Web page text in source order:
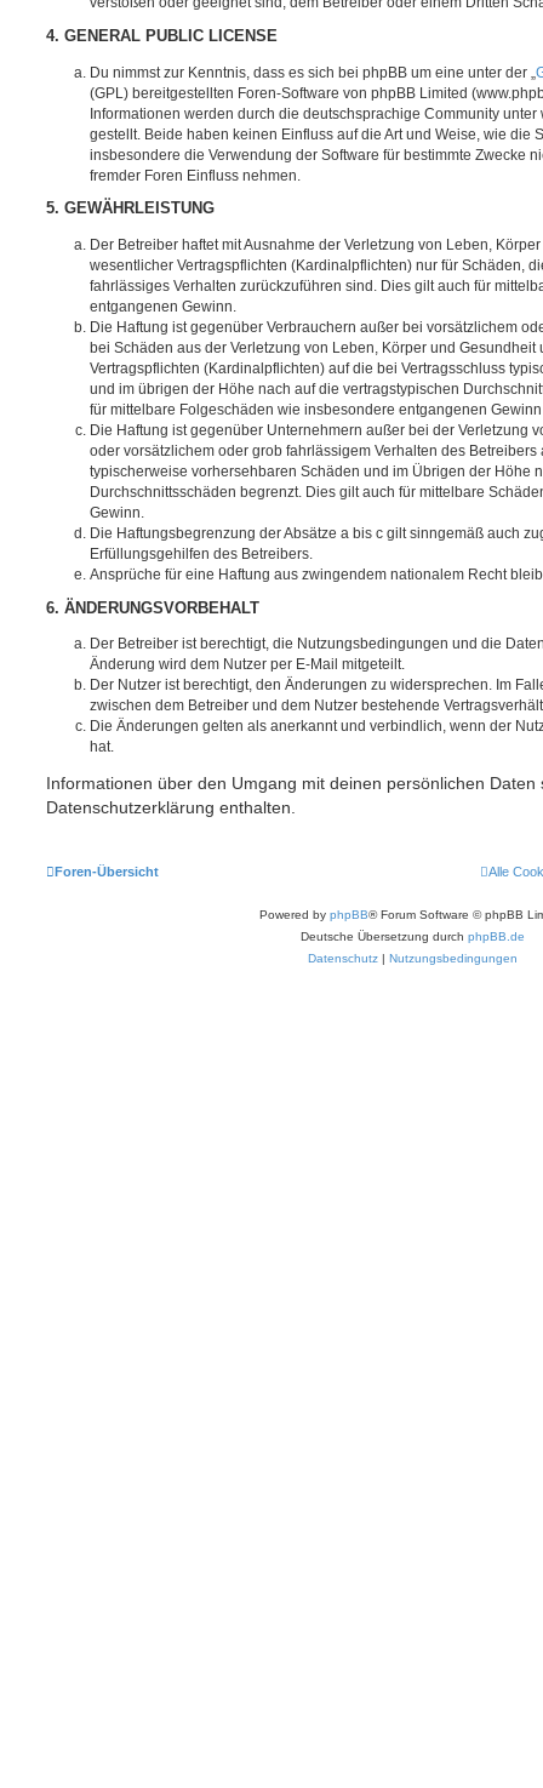
4. GENERAL PUBLIC LICENSE
Du nimmst zur Kenntnis, dass es sich bei phpBB um eine unter der „
(GPL) bereitgestellten Foren-Software von phpBB Limited
Informationen werden durch die deutschsprachige Community unter
gestellt. Beide haben keinen Einfluss auf die Art und Weise, wie die
insbesondere die Verwendung der Software für bestimmte Zwecke
fremder Foren Einfluss nehmen.
5. GEWÄHRLEISTUNG
Der Betreiber haftet mit Ausnahme der Verletzung von Leben,
wesentlicher Vertragspflichten (Kardinalpflichten) nur für Schäden,
fahrlässiges Verhalten zurückzuführen sind. Dies gilt auch für
entgangenen Gewinn.
Die Haftung ist gegenüber Verbrauchern außer bei vorsätzlichem
bei Schäden aus der Verletzung von Leben, Körper und
Vertragspflichten (Kardinalpflichten) auf die bei Vertragsschluss
und im übrigen der Höhe nach auf die vertragstypischen
für mittelbare Folgeschäden wie insbesondere entgangenen
Die Haftung ist gegenüber Unternehmern außer bei der Verletzung
oder vorsätzlichem oder grob fahrlässigem Verhalten des Betreibers
typischerweise vorhersehbaren Schäden und im Übrigen der Höhe
Durchschnittsschäden begrenzt. Dies gilt auch für mittelbare
Gewinn.
Die Haftungsbegrenzung der Absätze a bis c gilt sinngemäß auch
Erfüllungsgehilfen des Betreibers.
Ansprüche für eine Haftung aus zwingendem nationalem Recht
6. ÄNDERUNGSVORBEHALT
Der Betreiber ist berechtigt, die Nutzungsbedingungen und die
Änderung wird dem Nutzer per E-Mail mitgeteilt.
Der Nutzer ist berechtigt, den Änderungen zu widersprechen. Im
zwischen dem Betreiber und dem Nutzer bestehende
Die Änderungen gelten als anerkannt und verbindlich, wenn der
hat.
Informationen über den Umgang mit deinen persönlichen Daten
Datenschutzerklärung enthalten.
Foren-Übersicht Alle
Powered by phpBB® Forum Software © phpBB
Deutsche Übersetzung durch phpBB.de
Datenschutz | Nutzungsbedingungen